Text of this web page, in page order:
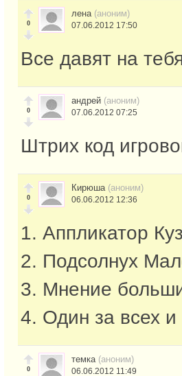
0
лена (аноним)
07.06.2012 17:50
Все давят на
0
андрей (аноним)
07.06.2012 07:25
Штрих код
0
Кирюша (аноним)
06.06.2012 12:36
1. Аппликатор
2. Подсолнух
3. Мнение
4. Один за всех и
0
темка (аноним)
06.06.2012 11:49